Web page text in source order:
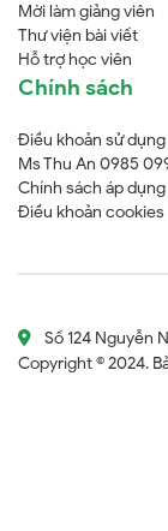
Mời làm giảng viên
Thư viện bài viết
Hỗ trợ học viên
Chính sách
Điều khoản sử dụng
Ms Thu An 0985
Chính sách áp dụng
Điều khoản cookies
Số 124 Nguyễn
Copyright © 2024.